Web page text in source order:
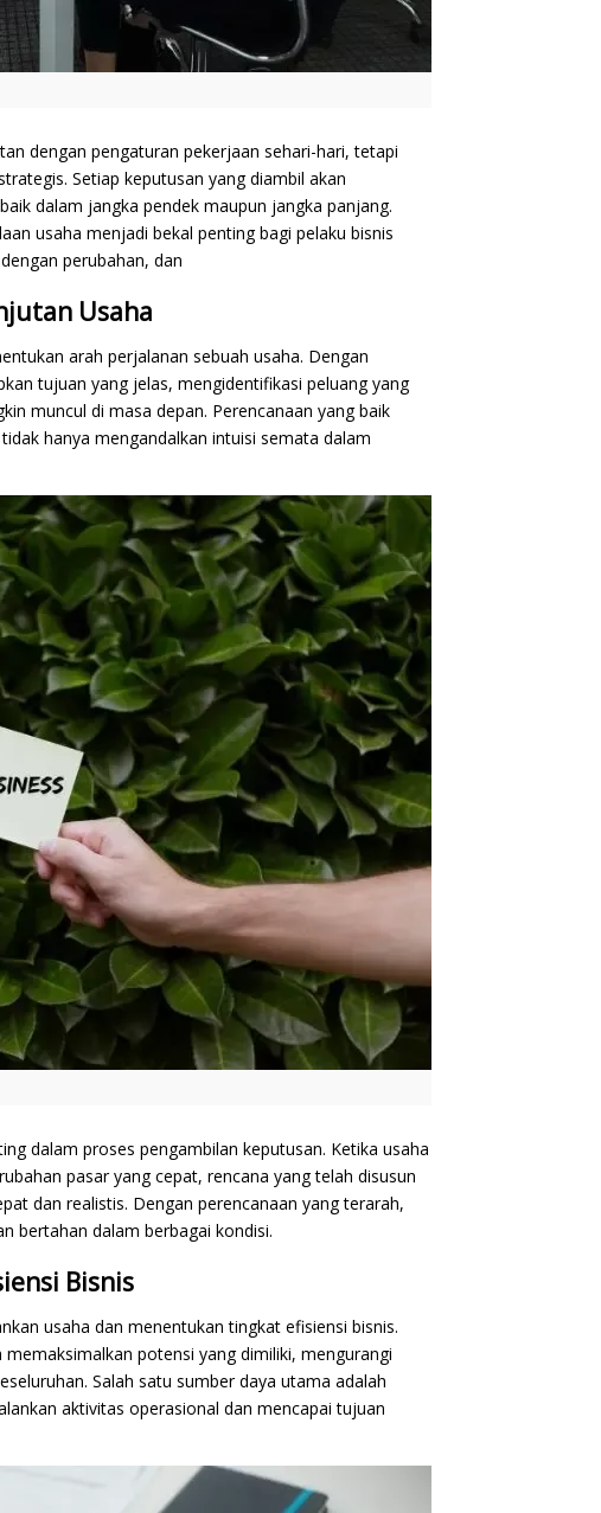
dengan pengaturan pekerjaan sehari-hari, tetapi
Setiap keputusan yang diambil akan
dalam jangka pendek maupun jangka panjang.
usaha menjadi bekal penting bagi pelaku bisnis
perubahan, dan
Usaha
arah perjalanan sebuah usaha. Dengan
tujuan yang jelas, mengidentifikasi peluang yang
muncul di masa depan. Perencanaan yang baik
hanya mengandalkan intuisi semata dalam
dalam proses pengambilan keputusan. Ketika usaha
pasar yang cepat, rencana yang telah disusun
dan realistis. Dengan perencanaan yang terarah,
bertahan dalam berbagai kondisi.
Bisnis
usaha dan menentukan tingkat efisiensi bisnis.
potensi yang dimiliki, mengurangi
Salah satu sumber daya utama adalah
aktivitas operasional dan mencapai tujuan